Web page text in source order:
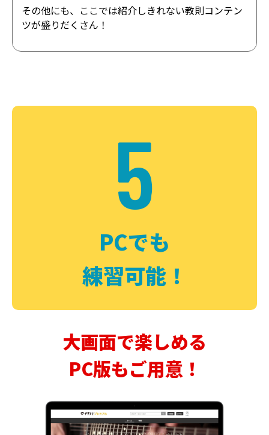
その他にも、ここでは紹介しきれない教則コンテン
ツが盛りだくさん！
5
PCでも
練習可能！
大画面で楽しめる
PC版もご用意！